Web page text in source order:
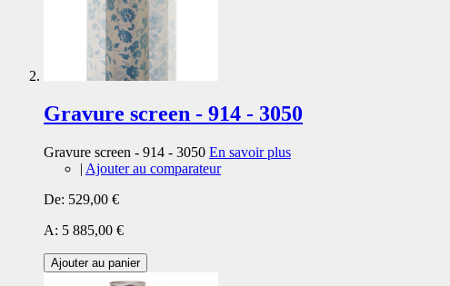
Gravure screen - 914 - 3050
Gravure screen - 914 - 3050 En savoir plus
| Ajouter au comparateur
De: 529,00 €
A: 5 885,00 €
Ajouter au panier